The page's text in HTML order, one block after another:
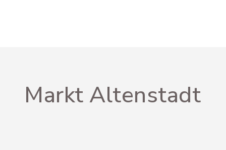
Markt Altenstadt